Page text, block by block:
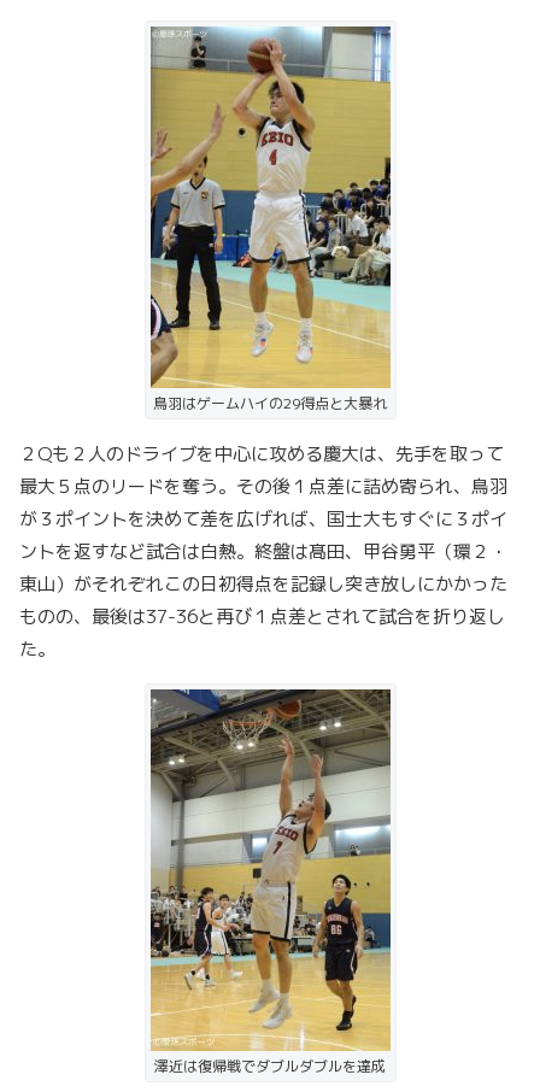
鳥羽はゲームハイの29得点と大暴れ
２Qも２人のドライブを中心に攻める慶大は、先手を取って
最大５点のリードを奪う。その後１点差に詰め寄られ、鳥羽
が３ポイントを決めて差を広げれば、国士大もすぐに３ポイ
ントを返すなど試合は白熱。終盤は髙田、甲谷勇平（環２・
東山）がそれぞれこの日初得点を記録し突き放しにかかった
ものの、最後は37-36と再び１点差とされて試合を折り返し
た。
澤近は復帰戦でダブルダブルを達成